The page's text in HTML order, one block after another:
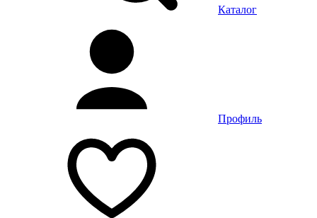
Каталог
Профиль